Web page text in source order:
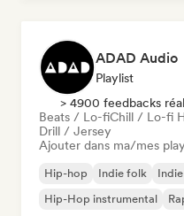
ADAD Audio
Playlist
> 4900 feedbacks
Beats / Lo-fiChill / Lo-fi
Drill / Jersey
Ajouter dans ma/mes
Hip-hop Indie folk
Hip-Hop instrumental